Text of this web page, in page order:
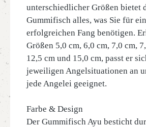
unterschiedlicher Größen bietet
Gummifisch alles, was Sie für
erfolgreichen Fang benötigen.
Größen 5,0 cm, 6,0 cm, 7,0 cm,
12,5 cm und 15,0 cm, passt er
jeweiligen Angelsituationen an
jede Angelei geeignet.
Farbe & Design
Der Gummifisch Ayu besticht